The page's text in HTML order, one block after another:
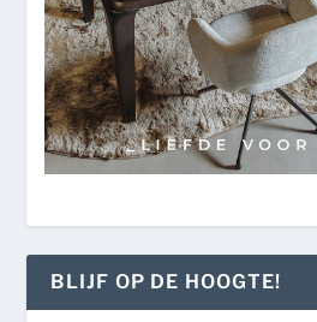
BLIJF OP DE HOOGTE!